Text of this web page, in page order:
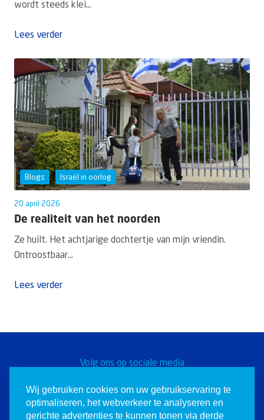
wordt steeds klei...
Lees verder
Blogs Israël in oorlog
20 april 2026
De realiteit van het noorden
Ze huilt. Het achtjarige dochtertje van mijn vriendin.
Ontroostbaar...
Lees verder
Volg ons op sociale media
Word een Christen voor
Israël
Wij gebruiken cookies om uw gebruikservaring te
optimaliseren, het webverkeer te analyseren en
gerichte advertenties te kunnen tonen via derde